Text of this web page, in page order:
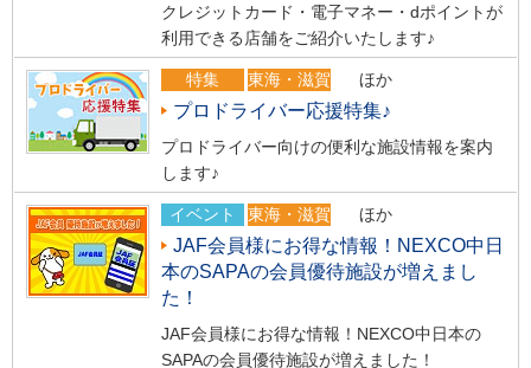
クレジットカード・電子マネー・dポイントが
利用できる店舗をご紹介いたします♪
特集 東海・滋賀 ほか
プロドライバー応援特集♪
プロドライバー向けの便利な施設情報を案内
します♪
イベント 東海・滋賀 ほか
JAF会員様にお得な情報！NEXCO中日
本のSAPAの会員優待施設が増えまし
た！
JAF会員様にお得な情報！NEXCO中日本の
SAPAの会員優待施設が増えました！